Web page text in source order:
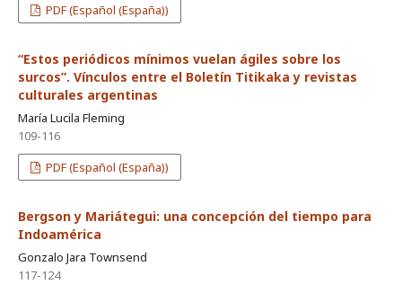
PDF (Español (España))
“Estos periódicos mínimos vuelan ágiles sobre los
surcos”. Vínculos entre el Boletín Titikaka y revistas
culturales argentinas
María Lucila Fleming
109-116
PDF (Español (España))
Bergson y Mariátegui: una concepción del tiempo para
Indoamérica
Gonzalo Jara Townsend
117-124